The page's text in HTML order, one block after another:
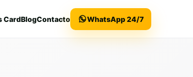
CardBlogContacto WhatsApp 24/7